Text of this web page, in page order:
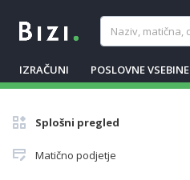
IZRAČUNI POSLOVNE VSEBINE
Splošni pregled
Matično podjetje